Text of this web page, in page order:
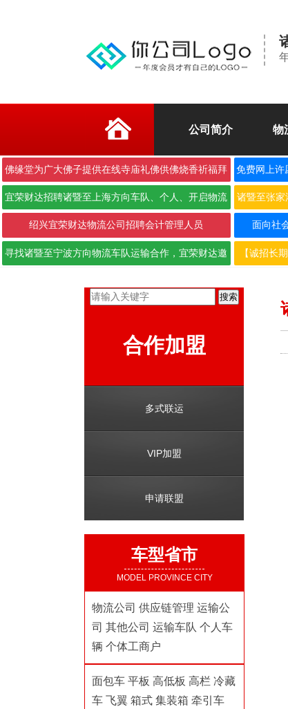
公司简介 物
佛缘堂为广大佛子提供在线寺庙礼佛供佛烧香祈福拜
佛
免费网上许
宜荣财达招聘诸暨至上海方向车队、个人、开启物流
合作···
诸暨至张家
绍兴宜荣财达物流公司招聘会计管理人员 面向社
寻找诸暨至宁波方向物流车队运输合作，宜荣财达邀 【诚招长
搜索
合作加盟
多式联运
VIP加盟
申请联盟
车型省市
MODEL PROVINCE CITY
物流公司 供应链管理 运输公
司 其他公司 运输车队 个人车
辆 个体工商户
面包车 平板 高低板 高栏 冷藏
车 飞翼 箱式 集装箱 牵引车